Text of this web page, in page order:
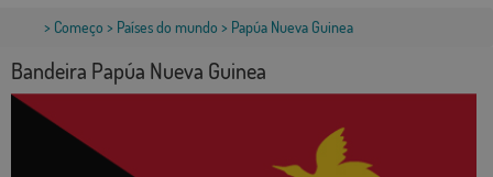
> Começo > Países do mundo > Papúa Nueva Guinea
Bandeira Papúa Nueva Guinea